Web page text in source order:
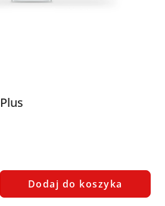
Dodaj do koszyka